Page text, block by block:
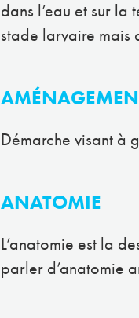
dans l’eau et sur
stade larvaire mais
Démarche visant à
ANATOMIE
L’anatomie est la
parler d’anatomie